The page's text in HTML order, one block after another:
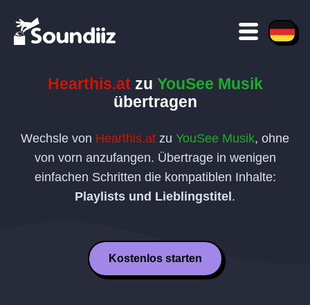
Hearthis.atzu YouSee Musik
übertragen
Wechsle von Hearthis.at zu YouSee Musik, ohne
von vorn anzufangen. Übertrage in wenigen
einfachen Schritten die kompatiblen Inhalte:
Playlists und Lieblingstitel .
Kostenlos starten